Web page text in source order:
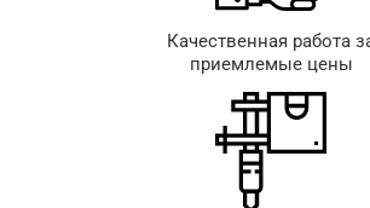
Качественная работа
приемлемые цены